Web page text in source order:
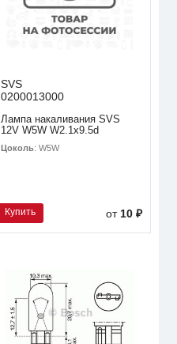
SVS
0200013000
Лампа накаливания SVS
12V W5W W2.1х9.5d
Цоколь: W5W
Купить от10 ₽